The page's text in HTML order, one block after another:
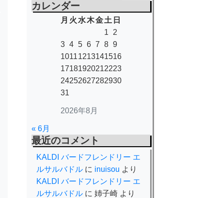
カレンダー
2026年8月
月 火 水木金 土 日
1
2
3 4 5 6 7 8 9
10111213141516
17181920212223
24252627282930
31
« 6月
最近のコメント
KALDI バードフレンドリー エ
ルサルバドル に inuisou より
KALDI バードフレンドリー エ
ルサルバドル に 姉子崎 より